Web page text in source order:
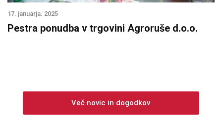
17. januarja. 2025
Pestra ponudba v trgovini Agroruše d.o.o.
Več novic in dogodkov